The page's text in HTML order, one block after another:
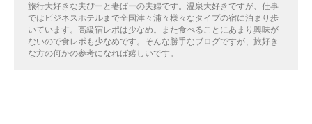
旅行大好きな夫ぴーと妻ぱーの夫婦です。温泉大好きですが、仕事
ではビジネスホテルまで全国津々浦々様々なタイプの宿に泊まり歩
いています。高級宿レポは少なめ。また食べることにあまり興味が
ないので食レポも少なめです。そんな勝手なブログですが、旅好き
な方の何かの参考になれば嬉しいです。